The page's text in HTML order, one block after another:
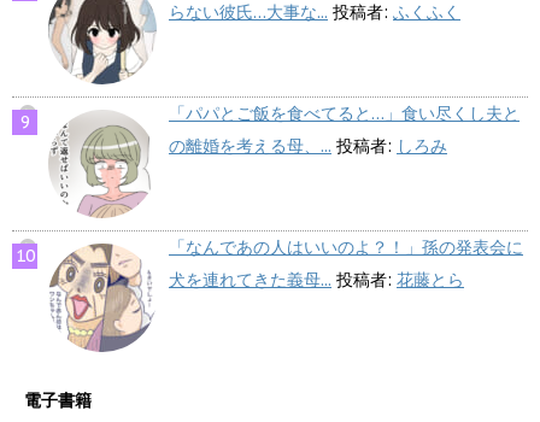
らない彼氏…大事な... 投稿者: ふくふく
「パパとご飯を食べてると…」食い尽くし夫と
の離婚を考える母、... 投稿者: しろみ
「なんであの人はいいのよ？！」孫の発表会に
犬を連れてきた義母... 投稿者: 花藤とら
電子書籍